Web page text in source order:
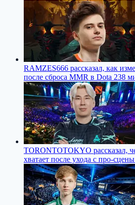
RAMZES666 рассказал, как
после сброса MMR в Dota 238
TORONTOTOKYO рассказал,
хватает после ухода с про-сцены